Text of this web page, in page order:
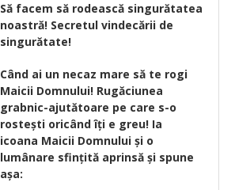
Să facem să rodească singurătatea
noastră! Secretul vindecării de
singurătate!
Când ai un necaz mare să te rogi
Maicii Domnului! Rugăciunea
grabnic-ajutătoare pe care s-o
rostești oricând îți e greu! Ia
icoana Maicii Domnului și o
lumânare sfințită aprinsă și spune
așa: